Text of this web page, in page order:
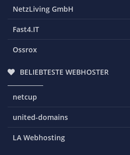
NetzLiving GmbH
Fast4.IT
Ossrox
BELIEBTESTE WEBHOSTER
netcup
united-domains
LA Webhosting